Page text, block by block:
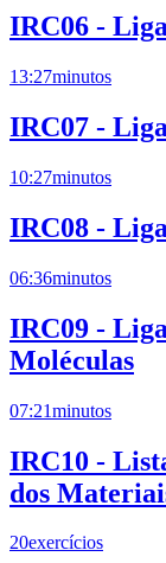
IRC06 -
13:27minutos
IRC07 -
10:27minutos
IRC08 -
06:36minutos
IRC09 -
Moléculas
07:21minutos
IRC10 -
dos
20exercícios